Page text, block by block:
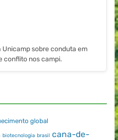
sobre conduta em
conflito nos campi.
global
biotecnologia brasil cana-de-